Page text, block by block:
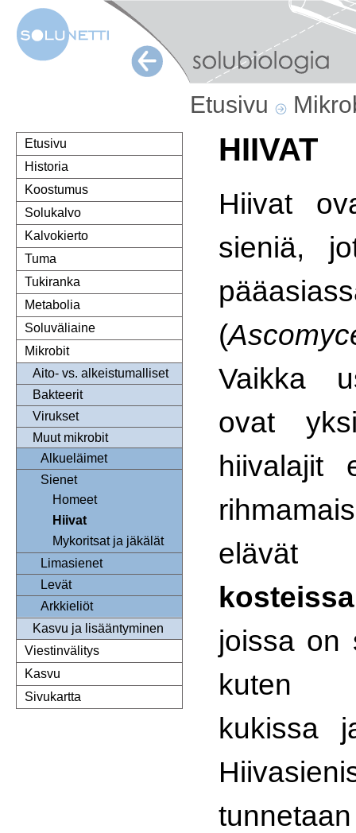
Etusivu
Etusivu
Historia
Koostumus
Solukalvo
Kalvokierto
Tuma
Tukiranka
Metabolia
Soluväliaine
Mikrobit
Aito- vs. alkeistumalliset
Bakteerit
Virukset
Muut mikrobit
Alkueläimet
Sienet
Homeet
Hiivat
Mykoritsat ja jäkälät
Limasienet
Levät
Arkkieliöt
Kasvu ja lisääntyminen
Viestinvälitys
Kasvu
Sivukartta
HIIVAT
Hiivat
sieniä,
(
Vaikka
ovat
hiivalajit
elävät
kosteissa
joissa on
kuten
kukissa